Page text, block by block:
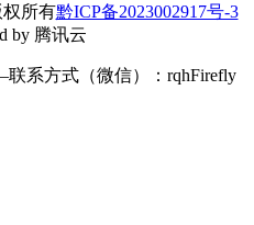
所有黔ICP备2023002917号-3
by 腾讯云
系方式（微信）：rqhFirefly